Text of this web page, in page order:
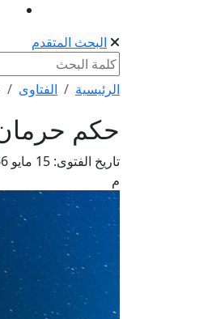
البحث المتقدم
الرئيسية الفتاوى
حكم حرمان
تاريخ الفتوى:
15
م